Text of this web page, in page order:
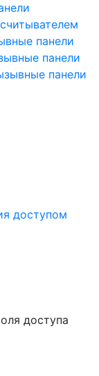
панели
панели
панели
доступом